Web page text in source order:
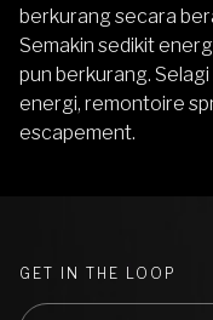
berkurang secara
Semakin sedikit
pun berkurang.
energi, remontoire
escapement.
GET IN THE LOOP